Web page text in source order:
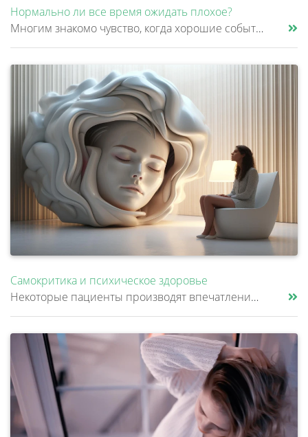
Нормально ли все время ожидать плохое?
Многим знакомо чувство, когда хорошие события почему-то не приносят радости и спокойствия. Получилось решить сложную про......
Самокритика и психическое здоровье
Некоторые пациенты производят впечатление очень надежных и собранных людей. Они много работают, стараются никого не подв......